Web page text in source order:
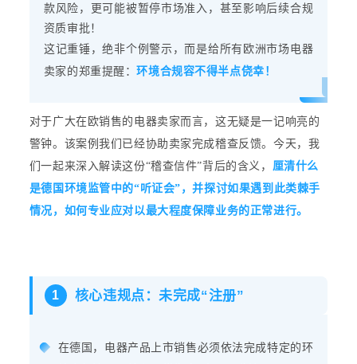
款风险，更可能被暂停市场准入，甚至影响后续合规
资质审批！
这记重锤，绝非个例警示，而是给所有欧洲市场电器
卖家的郑重提醒：环境合规容不得半点侥幸！
对于广大在欧销售的电器卖家而言，这无疑是一记响亮的
警钟。该案例我们已经协助卖家完成稽查反馈。今天，我
们一起来深入解读这份“稽查信件”背后的含义， 厘清什么
是德国环境监管中的“听证会”，并探讨如果遇到此类棘手
情况，如何专业应对以最大程度保障业务的正常进行。
1 核心违规点：未完成“注册”
在德国，电器产品上市销售必须依法完成特定的环